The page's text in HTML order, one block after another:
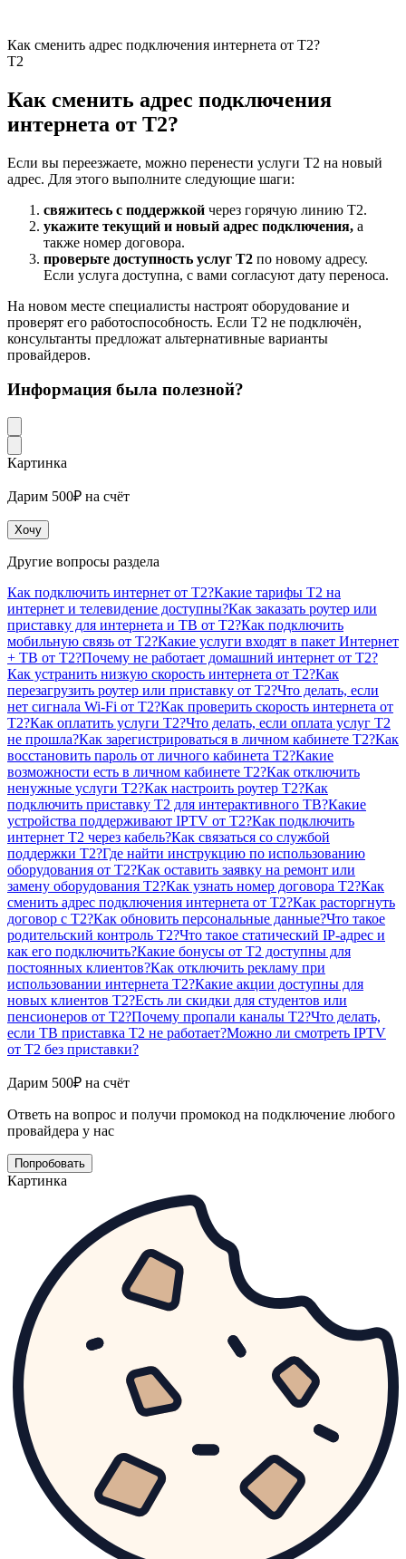
Как сменить адрес подключения интернета от T2?
Т2
Как сменить адрес подключения
интернета от T2?
Если вы переезжаете, можно перенести услуги T2 на новый
адрес. Для этого выполните следующие шаги:
свяжитесь с поддержкой через горячую линию T2.
укажите текущий и новый адрес подключения, а
также номер договора.
проверьте доступность услуг T2 по новому адресу.
Если услуга доступна, с вами согласуют дату переноса.
На новом месте специалисты настроят оборудование и
проверят его работоспособность. Если T2 не подключён,
консультанты предложат альтернативные варианты
провайдеров.
Информация была полезной?
Картинка
Дарим 500₽ на счёт
Хочу
Другие вопросы раздела
Как подключить интернет от T2?Какие тарифы T2 на
интернет и телевидение доступны?Как заказать роутер или
приставку для интернета и ТВ от T2?Как подключить
мобильную связь от T2?Какие услуги входят в пакет Интернет
+ ТВ от T2?Почему не работает домашний интернет от T2?
Как устранить низкую скорость интернета от T2?Как
перезагрузить роутер или приставку от T2?Что делать, если
нет сигнала Wi-Fi от T2?Как проверить скорость интернета от
T2?Как оплатить услуги T2?Что делать, если оплата услуг T2
не прошла?Как зарегистрироваться в личном кабинете T2?Как
восстановить пароль от личного кабинета T2?Какие
возможности есть в личном кабинете T2?Как отключить
ненужные услуги T2?Как настроить роутер T2?Как
подключить приставку T2 для интерактивного ТВ?Какие
устройства поддерживают IPTV от T2?Как подключить
интернет T2 через кабель?Как связаться со службой
поддержки T2?Где найти инструкцию по использованию
оборудования от T2?Как оставить заявку на ремонт или
замену оборудования T2?Как узнать номер договора T2?Как
сменить адрес подключения интернета от T2?Как расторгнуть
договор с T2?Как обновить персональные данные?Что такое
родительский контроль T2?Что такое статический IP-адрес и
как его подключить?Какие бонусы от T2 доступны для
постоянных клиентов?Как отключить рекламу при
использовании интернета T2?Какие акции доступны для
новых клиентов T2?Есть ли скидки для студентов или
пенсионеров от T2?Почему пропали каналы T2?Что делать,
если ТВ приставка T2 не работает?Можно ли смотреть IPTV
от T2 без приставки?
Дарим 500₽ на счёт
Ответь на вопрос и получи промокод на подключение любого
провайдера у нас
Попробовать
Картинка